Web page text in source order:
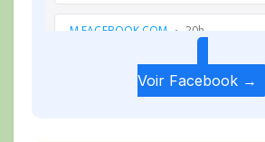
Voir Facebook →